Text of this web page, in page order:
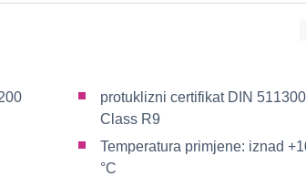
protuklizni certifikat DIN 511300
Class R9
Temperatura primjene: iznad
°C